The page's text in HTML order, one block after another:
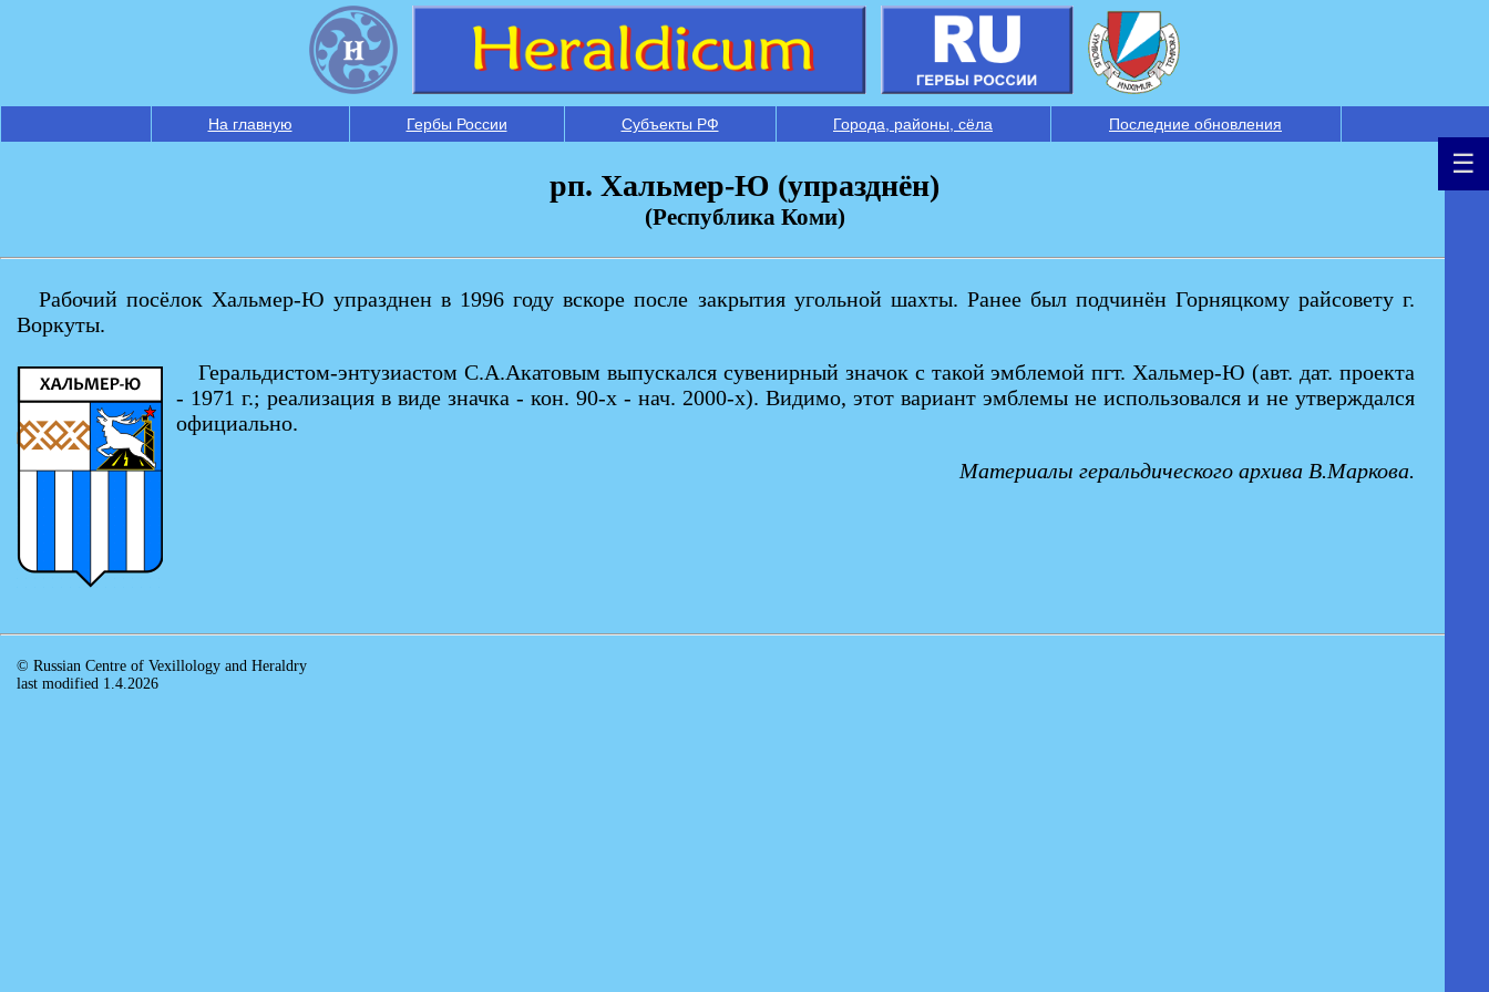
На главную Гербы России Субъекты РФ Города, районы, сёла Последние обновления
рп. Хальмер-Ю (упразднён)
(Республика Коми)
Рабочий посёлок Хальмер-Ю упразднен в 1996 году вскоре после закрытия угольной шахты. Ранее был подчинён Горняцкому райсовету г.
Воркуты.
Геральдистом-энтузиастом С.А.Акатовым выпускался сувенирный значок с такой эмблемой пгт. Хальмер-Ю (авт. дат. проекта
- 1971 г.; реализация в виде значка - кон. 90-х - нач. 2000-х). Видимо, этот вариант эмблемы не использовался и не утверждался
официально.
Материалы геральдического архива В.Маркова.
© Russian Centre of Vexillology and Heraldry
last modified 1.4.2026